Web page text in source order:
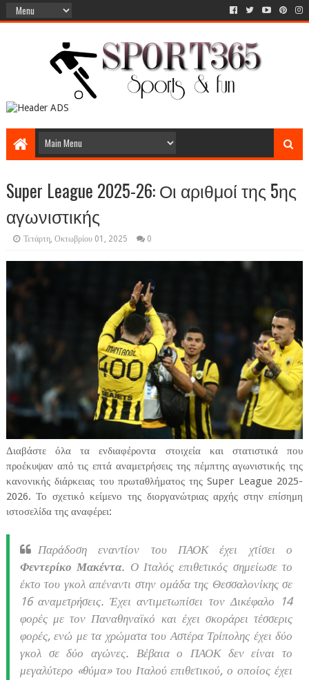
Super League 2025-26: Οι αριθμοί της 5ης
αγωνιστικής
Τετάρτη, Οκτωβρίου 01, 2025 0
Διαβάστε όλα τα ενδιαφέροντα στοιχεία και στατιστικά που
προέκυψαν από τις επτά αναμετρήσεις της πέμπτης αγωνιστικής της
κανονικής διάρκειας του πρωταθλήματος της Super League 2025-
2026. Το σχετικό κείμενο της διοργανώτριας αρχής στην επίσημη
ιστοσελίδα της αναφέρει:
Παράδοση εναντίον του ΠΑΟΚ έχει χτίσει ο
Φεντερίκο Μακέντα. Ο Ιταλός επιθετικός σημείωσε το
έκτο του γκολ απέναντι στην ομάδα της Θεσσαλονίκης σε
16 αναμετρήσεις. Έχει αντιμετωπίσει τον Δικέφαλο 14
φορές με τον Παναθηναϊκό και έχει σκοράρει τέσσερις
φορές, ενώ με τα χρώματα του Αστέρα Τρίπολης έχει δύο
γκολ σε δύο αγώνες. Βέβαια ο ΠΑΟΚ δεν είναι το
μεγαλύτερο «θύμα» του Ιταλού επιθετικού, ο οποίος έχει